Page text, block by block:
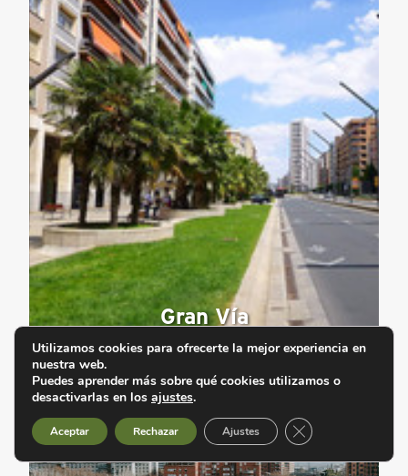
Gran Vía
Utilizamos cookies para ofrecerte la mejor experiencia en
nuestra web.
Puedes aprender más sobre qué cookies utilizamos o
desactivarlas en los ajustes.
Aceptar Rechazar Ajustes Cerrar el banner